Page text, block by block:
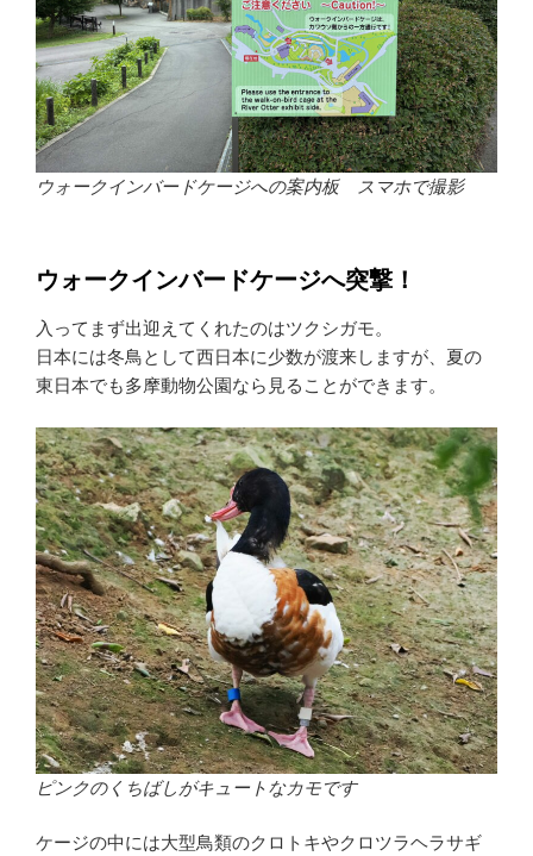
ウォークインバードケージへの案内板 スマホで撮影
ウォークインバードケージへ突撃！
入ってまず出迎えてくれたのはツクシガモ。
日本には冬鳥として西日本に少数が渡来しますが、夏の
東日本でも多摩動物公園なら見ることができます。
ピンクのくちばしがキュートなカモです
ケージの中には大型鳥類のクロトキやクロツラヘラサギ